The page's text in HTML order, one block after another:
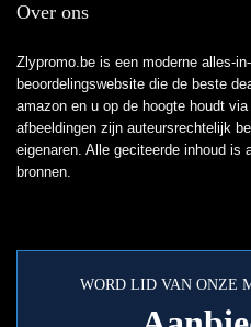
Over ons
Zlypromo.be is een moderne alles-
beoordelingswebsite die de beste
amazon en u op de hoogte houdt
afbeeldingen zijn auteursrechtelijk
eigenaren. Alle geciteerde inhoud is
bronnen.
WORD LID VAN ONZE